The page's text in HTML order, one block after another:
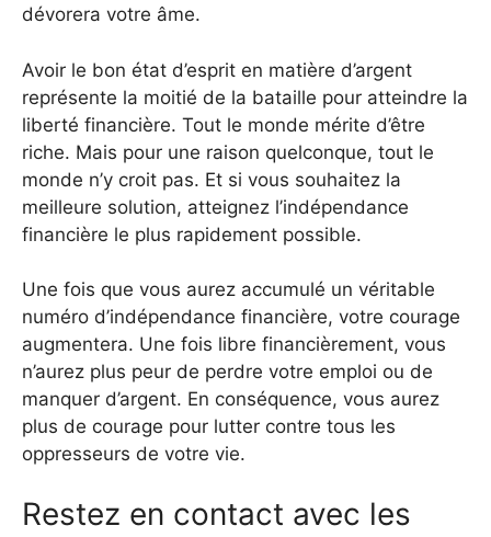
dévorera votre âme.
Avoir le bon état d’esprit en matière d’argent
représente la moitié de la bataille pour atteindre la
liberté financière. Tout le monde mérite d’être
riche. Mais pour une raison quelconque, tout le
monde n’y croit pas. Et si vous souhaitez la
meilleure solution, atteignez l’indépendance
financière le plus rapidement possible.
Une fois que vous aurez accumulé un véritable
numéro d’indépendance financière, votre courage
augmentera. Une fois libre financièrement, vous
n’aurez plus peur de perdre votre emploi ou de
manquer d’argent. En conséquence, vous aurez
plus de courage pour lutter contre tous les
oppresseurs de votre vie.
Restez en contact avec les